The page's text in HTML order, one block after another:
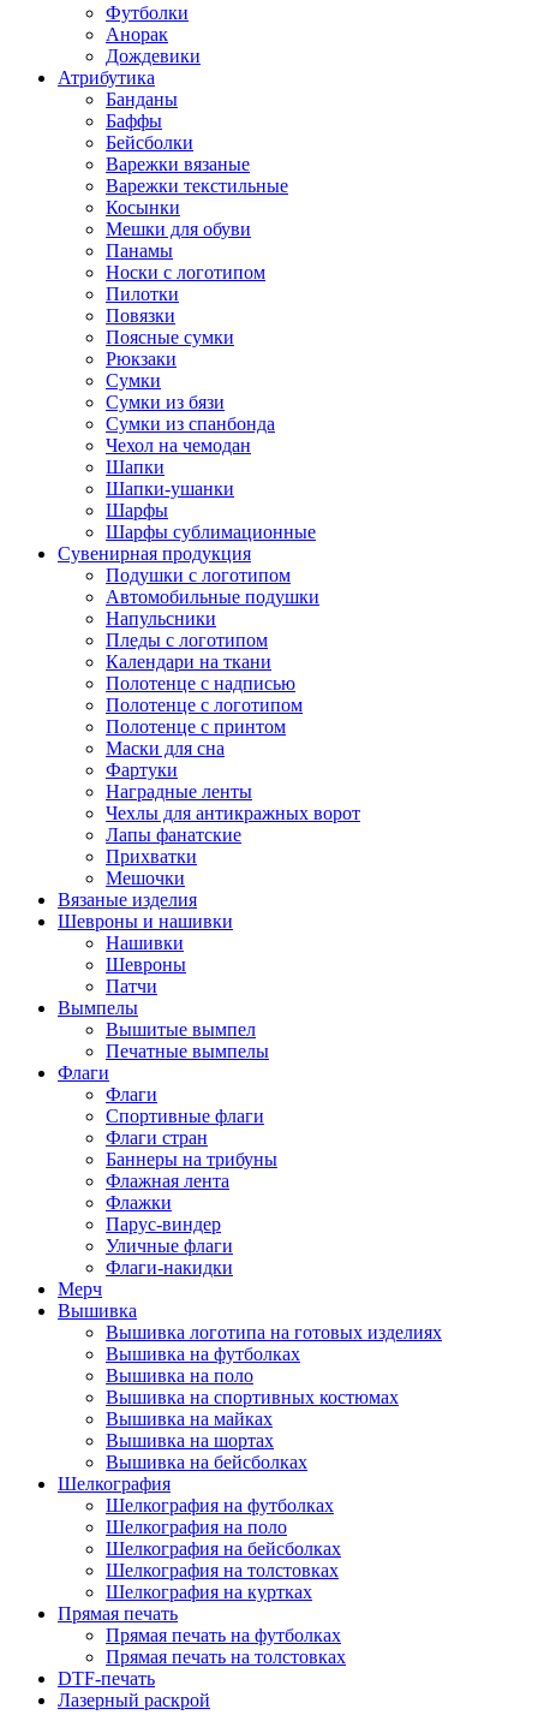
Футболки
Анорак
Дождевики
Атрибутика
Банданы
Баффы
Бейсболки
Варежки вязаные
Варежки текстильные
Косынки
Мешки для обуви
Панамы
Носки с логотипом
Пилотки
Повязки
Поясные сумки
Рюкзаки
Сумки
Сумки из бязи
Сумки из спанбонда
Чехол на чемодан
Шапки
Шапки-ушанки
Шарфы
Шарфы сублимационные
Сувенирная продукция
Подушки с логотипом
Автомобильные подушки
Напульсники
Пледы с логотипом
Календари на ткани
Полотенце с надписью
Полотенце с логотипом
Полотенце с принтом
Маски для сна
Фартуки
Наградные ленты
Чехлы для антикражных ворот
Лапы фанатские
Прихватки
Мешочки
Вязаные изделия
Шевроны и нашивки
Нашивки
Шевроны
Патчи
Вымпелы
Вышитые вымпел
Печатные вымпелы
Флаги
Флаги
Спортивные флаги
Флаги стран
Баннеры на трибуны
Флажная лента
Флажки
Парус-виндер
Уличные флаги
Флаги-накидки
Мерч
Вышивка
Вышивка логотипа на готовых изделиях
Вышивка на футболках
Вышивка на поло
Вышивка на спортивных костюмах
Вышивка на майках
Вышивка на шортах
Вышивка на бейсболках
Шелкография
Шелкография на футболках
Шелкография на поло
Шелкография на бейсболках
Шелкография на толстовках
Шелкография на куртках
Прямая печать
Прямая печать на футболках
Прямая печать на толстовках
DTF-печать
Лазерный раскрой